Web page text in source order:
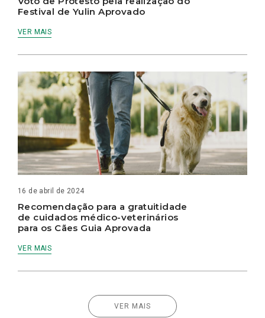
Festival de Yulin Aprovado
VER MAIS
16 de abril de 2024
Recomendação para a gratuitidade
de cuidados médico-veterinários
para os Cães Guia Aprovada
VER MAIS
VER MAIS